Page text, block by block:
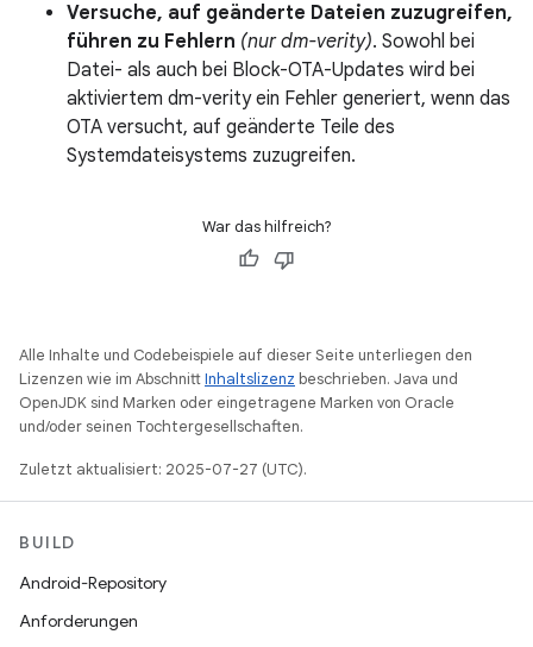
Versuche, auf geänderte Dateien zuzugreifen,
führen zu Fehlern (nur dm-verity). Sowohl bei
Datei- als auch bei Block-OTA-Updates wird bei
aktiviertem dm-verity ein Fehler generiert, wenn das
OTA versucht, auf geänderte Teile des
Systemdateisystems zuzugreifen.
War das hilfreich?
Alle Inhalte und Codebeispiele auf dieser Seite unterliegen den
Lizenzen wie im AbschnittInhaltslizenz beschrieben. Java und
OpenJDK sind Marken oder eingetragene Marken von Oracle
und/oder seinen Tochtergesellschaften.
Zuletzt aktualisiert: 2025-07-27 (UTC).
BUILD
Android-Repository
Anforderungen